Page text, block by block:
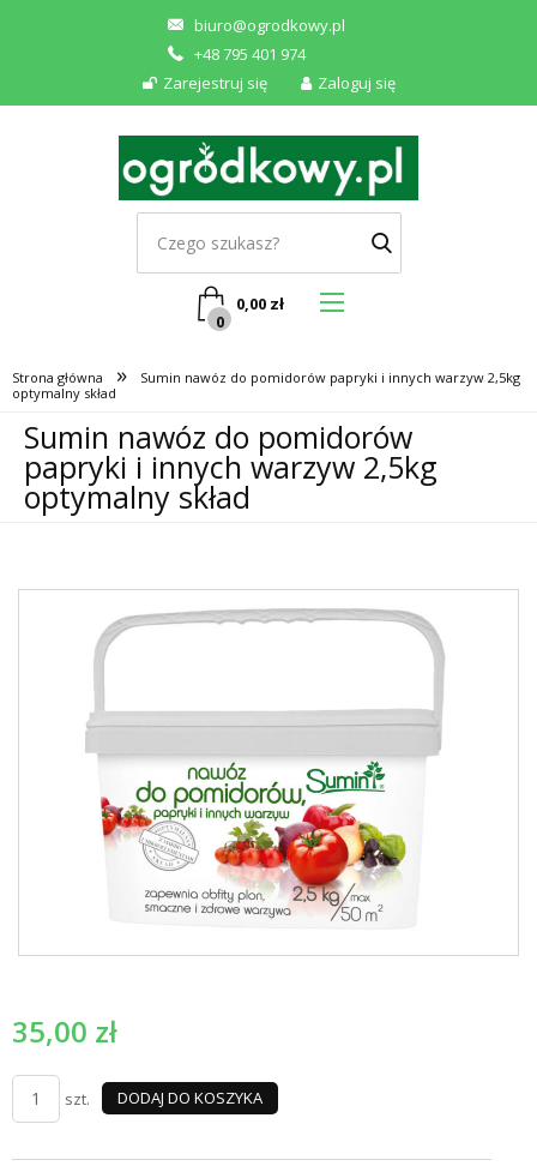
biuro@ogrodkowy.pl
+48 795 401 974
Zarejestruj się
Zaloguj się
0
0,00 zł
Strona główna »
Sumin nawóz do pomidorów papryki i innych warzyw 2,5kg
optymalny skład
Sumin nawóz do pomidorów
papryki i innych warzyw 2,5kg
optymalny skład
35,00 zł
szt. DODAJ DO KOSZYKA